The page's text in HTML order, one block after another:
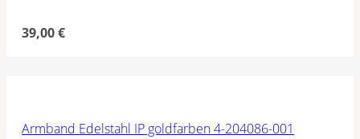
39,00€
Armband Edelstahl IP goldfarben 4-204086-001